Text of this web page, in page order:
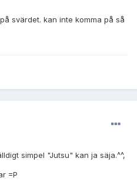
svärdet. kan inte komma på så
simpel "Jutsu" kan ja säja.^^,
=P